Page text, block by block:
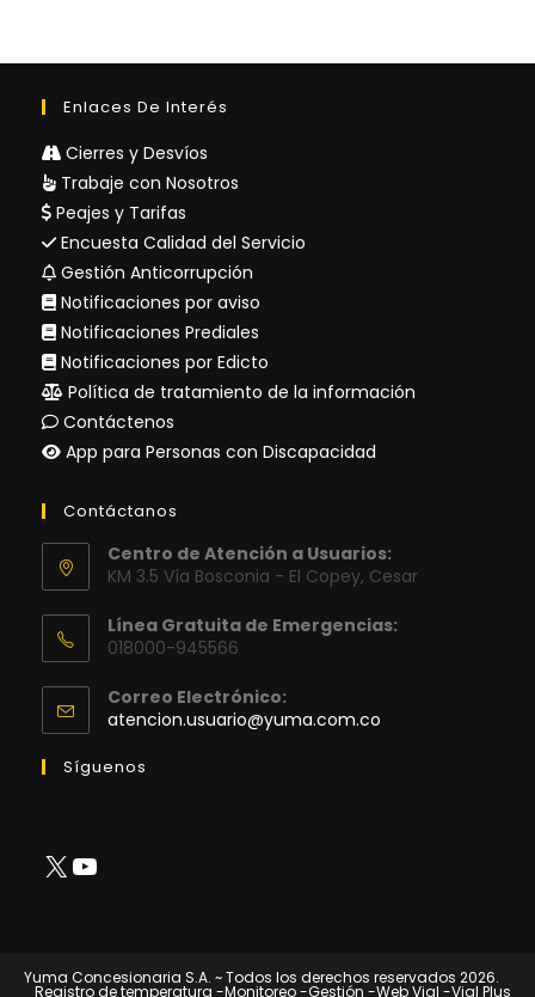
Enlaces De Interés
Cierres y Desvíos
Trabaje con Nosotros
Peajes y Tarifas
Encuesta Calidad del Servicio
Gestión Anticorrupción
Notificaciones por aviso
Notificaciones Prediales
Notificaciones por Edicto
Política de tratamiento de la información
Contáctenos
App para Personas con Discapacidad
Contáctanos
Centro de Atención a Usuarios:
KM 3.5 Vía Bosconia - El Copey, Cesar
Línea Gratuita de Emergencias:
018000-945566
Correo Electrónico:
atencion.usuario@yuma.com.co
Síguenos
X YouTube
Yuma Concesionaria S.A. ~ Todos los derechos reservados 2026.
Registro de temperatura -Monitoreo-Gestión -Web Vial -Vial Plus